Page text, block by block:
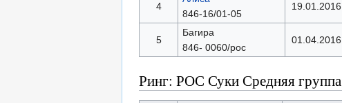
4
846-16/01-05
19.01.2016
5
Багира
846- 0060/рос
01.04.2016
Ринг: РОС Суки Средняя группа